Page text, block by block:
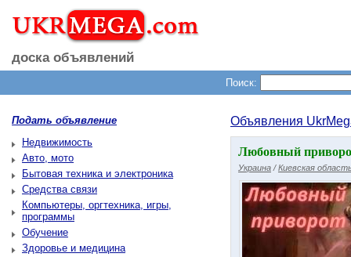
доска объявлений
Поиск:
Подать объявление
Недвижимость
Авто, мото
Бытовая техника и электроника
Средства связи
Компьютеры, оргтехника, игры,
программы
Обучение
Здоровье и медицина
Объявления
Любовный
Украина /Киевская